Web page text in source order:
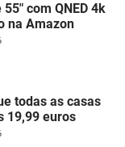
com QNED 4k
na Amazon
todas as casas
19,99 euros